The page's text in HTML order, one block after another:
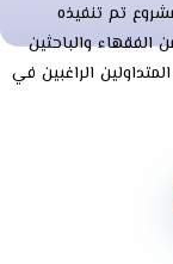
تم تنفيذه
والباحثين
الراغبين في